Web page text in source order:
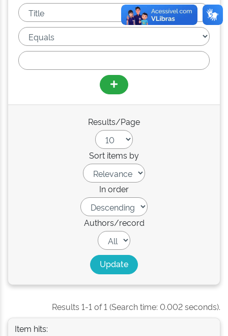
Results/Page
Sort items by
In order
Authors/record
Results 1-1 of 1 (Search time: 0.002 seconds).
Item hits: